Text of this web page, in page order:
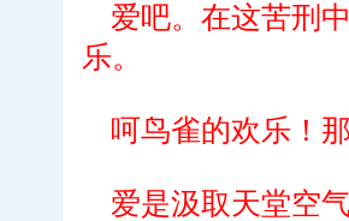
爱吧。在这苦刑
乐。
呵鸟雀的欢乐！
爱是汲取天堂空